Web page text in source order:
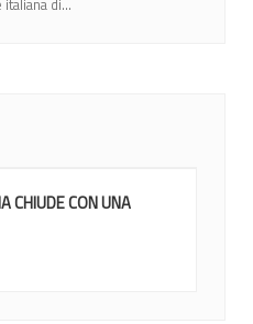
CHIUDE CON UNA